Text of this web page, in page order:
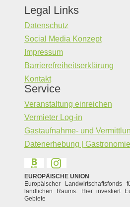
Legal Links
Datenschutz
Social Media Konzept
Impressum
Barrierefreiheitserklärung
Kontakt
Service
Veranstaltung einreichen
Vermieter Log-in
Gastaufnahme- und
Datenerhebung |
EUROPÄISCHE UNION
Europäischer
ländlichen Raums: Hier investiert
Gebiete